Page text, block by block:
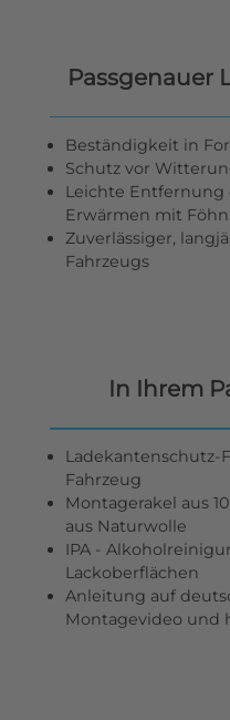
Passgenauer
Beständigkeit in
Schutz vor
Leichte
Erwärmen mit Föhn
Zuverlässiger,
Fahrzeugs
In Ihrem
Ladekantenschutz-
Fahrzeug
Montagerakel aus
aus Naturwolle
IPA -
Lackoberflächen
Anleitung auf
Montagevideo und